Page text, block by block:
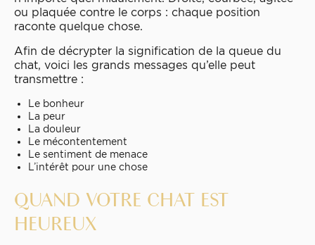
ou plaquée contre le corps : chaque position
raconte quelque chose.
Afin de décrypter la signification de la queue du
chat, voici les grands messages qu’elle peut
transmettre :
Le bonheur
La peur
La douleur
Le mécontentement
Le sentiment de menace
L’intérêt pour une chose
QUAND VOTRE CHAT EST
HEUREUX